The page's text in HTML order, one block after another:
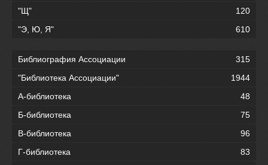
"Щ"
120
"Э, Ю, Я"
610
Библиография Ассоциации
315
"Библиотека Ассоциации"
1944
А-библиотека
48
Б-библиотека
75
В-библиотека
96
Г-библиотека
83